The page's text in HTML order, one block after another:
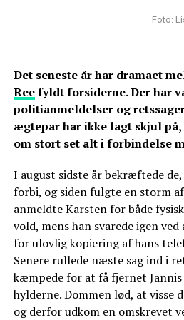
Foto:
Det seneste år har dramaet
Reefyldt forsiderne. Der har
politianmeldelser og
ægtepar har ikke lagt skjul på,
om stort set alt i forbindelse
I august sidste år bekræftede
forbi, og siden fulgte en storm
anmeldte Karsten for både
vold, mens han svarede igen
for ulovlig kopiering af hans
Senere rullede næste sag ind i
kæmpede for at få fjernet
hylderne. Dommen lød, at visse
og derfor udkom en omskrevet